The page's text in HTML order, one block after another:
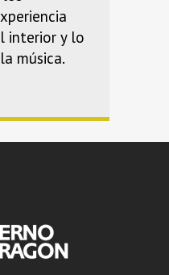
interior y lo
música.